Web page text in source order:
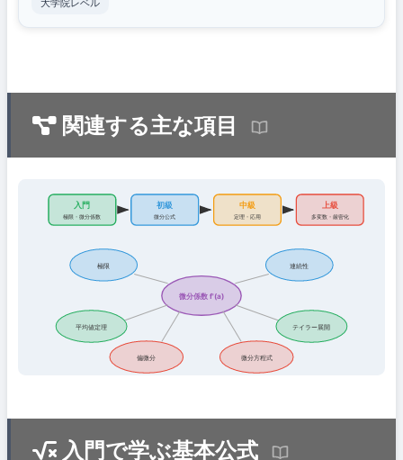
大学院レベル
関連する主な項目
入門
極限・微分係数
初級
微分公式
中級
定理・応用
上級
多変数・厳密化
微分係数 f'(a)
極限 連続性
平均値定理 テイラー展開
偏微分 微分方程式
入門で学ぶ基本公式